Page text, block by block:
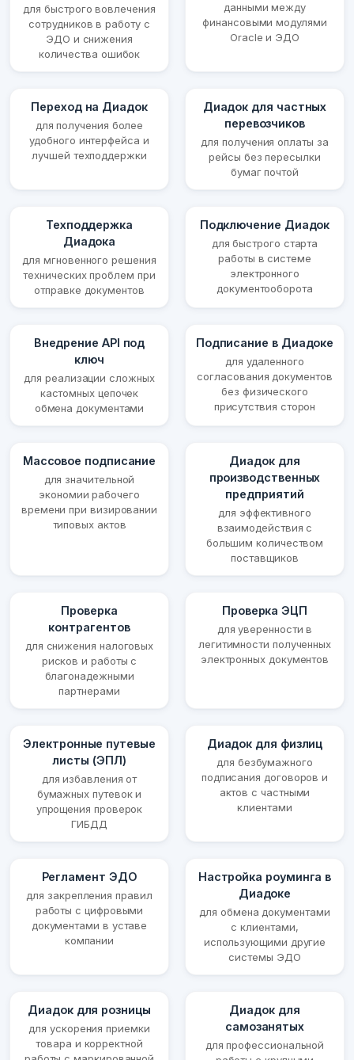
для быстрого вовлечения
сотрудников в работу с
ЭДО и снижения
количества ошибок
данными между
финансовыми модулями
Oracle и ЭДО
Переход на Диадок
для получения более
удобного интерфейса и
лучшей техподдержки
Диадок для частных
перевозчиков
для получения оплаты за
рейсы без пересылки
бумаг почтой
Техподдержка
Диадока
для мгновенного решения
технических проблем при
отправке документов
Подключение Диадок
для быстрого старта
работы в системе
электронного
документооборота
Внедрение API под
ключ
для реализации сложных
кастомных цепочек
обмена документами
Подписание в Диадоке
для удаленного
согласования документов
без физического
присутствия сторон
Массовое подписание
для значительной
экономии рабочего
времени при визировании
типовых актов
Диадок для
производственных
предприятий
для эффективного
взаимодействия с
большим количеством
поставщиков
Проверка
контрагентов
для снижения налоговых
рисков и работы с
благонадежными
партнерами
Проверка ЭЦП
для уверенности в
легитимности полученных
электронных документов
Электронные путевые
листы (ЭПЛ)
для избавления от
бумажных путевок и
упрощения проверок
ГИБДД
Диадок для физлиц
для безбумажного
подписания договоров и
актов с частными
клиентами
Регламент ЭДО
для закрепления правил
работы с цифровыми
документами в уставе
компании
Настройка роуминга в
Диадоке
для обмена документами
с клиентами,
использующими другие
системы ЭДО
Диадок для розницы
для ускорения приемки
товара и корректной
Диадок для
самозанятых
для профессиональной